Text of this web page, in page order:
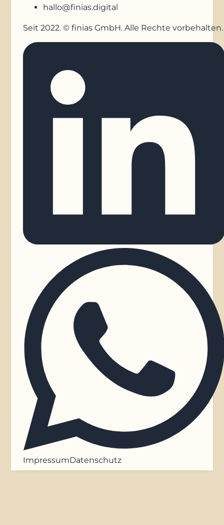
hallo@finias.digital
Seit 2022. © finias GmbH. Alle Rechte vorbehalten.
ImpressumDatenschutz